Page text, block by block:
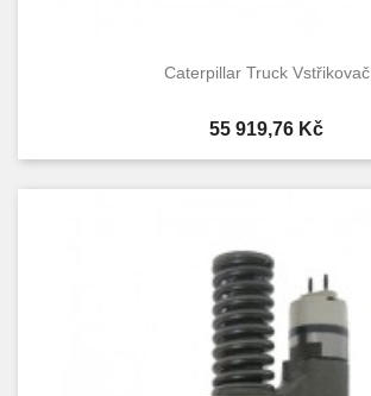
Caterpillar Truck Vstřikovač
Cena
55 919,76 Kč